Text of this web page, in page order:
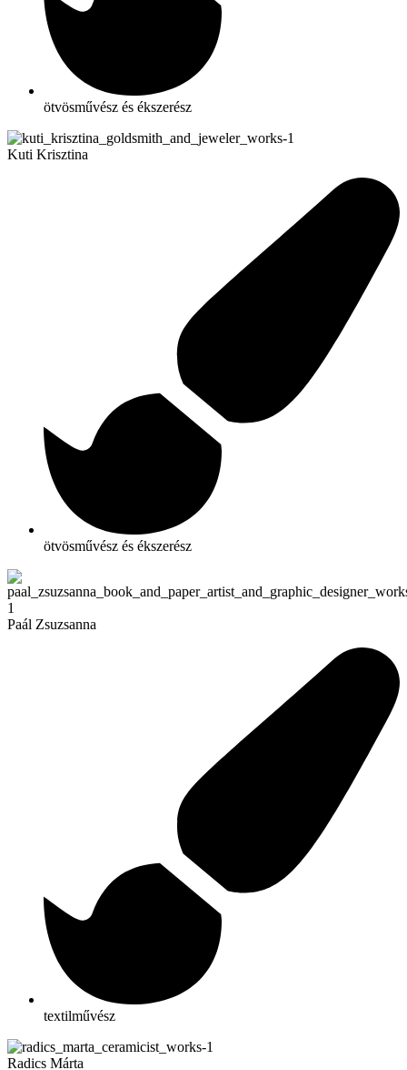
ötvösművész és ékszerész
Kuti Krisztina
ötvösművész és ékszerész
Paál Zsuzsanna
textilművész
Radics Márta